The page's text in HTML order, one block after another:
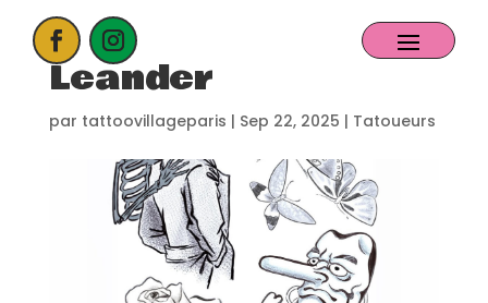
ACCUEIL
PROCHAIN EVENT
CANDIDATER
NOS EXPOSANTS
Leander
par tattoovillageparis | Sep 22, 2025 | Tatoueurs